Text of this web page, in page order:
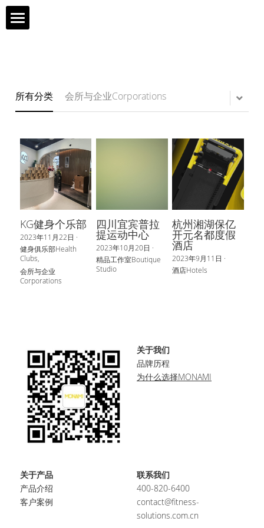
产品介绍
服务市场
联系我们
网上商城
DURATEK迪耐特
English
所有分类 会所与企业Corporations
KG健身个乐部
2023年11月22日 ·
健身俱乐部Health
Clubs,
会所与企业
Corporations
四川宜宾普拉
提运动中心
2023年10月20日 ·
精品工作室Boutique
Studio
杭州湘湖保亿
开元名都度假
酒店
2023年9月11日 ·
酒店Hotels
关于我们
品牌历程
为什么选择MONAMI
关于产品
产品介绍
客户案例
联系我们
400-820-6400
contact@fitness-
solutions.com.cn